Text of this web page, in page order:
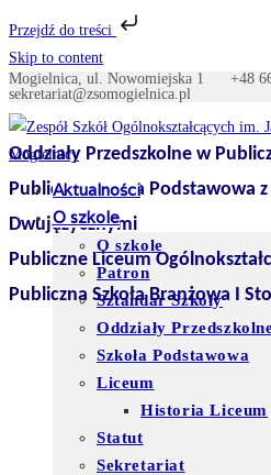
Przejdź do treści
Skip to content
Mogielnica, ul. Nowomiejska 1 +48
sekretariat@zsomogielnica.pl
Oddziały Przedszkolne w
Publiczna Szkoła Podstawowa
Dwujęzycznymi
Publiczne Liceum
Publiczna Szkoła Branżowa I
Aktualności
O szkole
O szkole
Patron
Sztandar Szkoły
Oddziały
Szkoła Podstawowa
Liceum
Historia Liceum
Statut
Sekretariat